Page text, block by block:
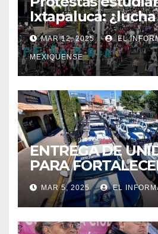
Ixtapaluca:
presión política
Campesina?
MAR 12, 2025 EL
MEXIQUENSE
ENTREGA DE
PARA
SEGURIDAD EN
MAR 5, 2025 EL